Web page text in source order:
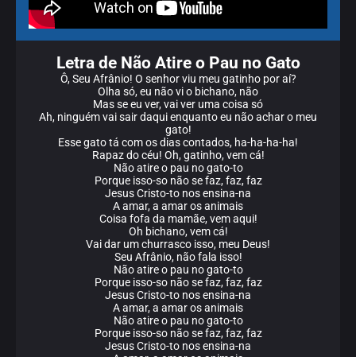
Letra de Não Atire o Pau no Gato
Ô, Seu Afrânio! O senhor viu meu gatinho por aí?
Olha só, eu não vi o bichano, não
Mas se eu ver, vai ver uma coisa só
Ah, ninguém vai sair daqui enquanto eu não achar o meu
gato!
Esse gato tá com os dias contados, ha-ha-ha-ha!
Rapaz do céu! Oh, gatinho, vem cá!
Não atire o pau no gato-to
Porque isso-so não se faz, faz, faz
Jesus Cristo-to nos ensina-na
A amar, a amar os animais
Coisa fofa da mamãe, vem aqui!
Oh bichano, vem cá!
Vai dar um churrasco isso, meu Deus!
Seu Afrânio, não fala isso!
Não atire o pau no gato-to
Porque isso-so não se faz, faz, faz
Jesus Cristo-to nos ensina-na
A amar, a amar os animais
Não atire o pau no gato-to
Porque isso-so não se faz, faz, faz
Jesus Cristo-to nos ensina-na